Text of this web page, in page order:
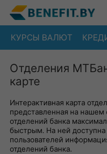
КУРСЫ ВАЛЮТ
Отделения
карте
Интерактивная карта
представленная на
отделений банка
быстрым. На ней доступна
пользователей
отделений банка.